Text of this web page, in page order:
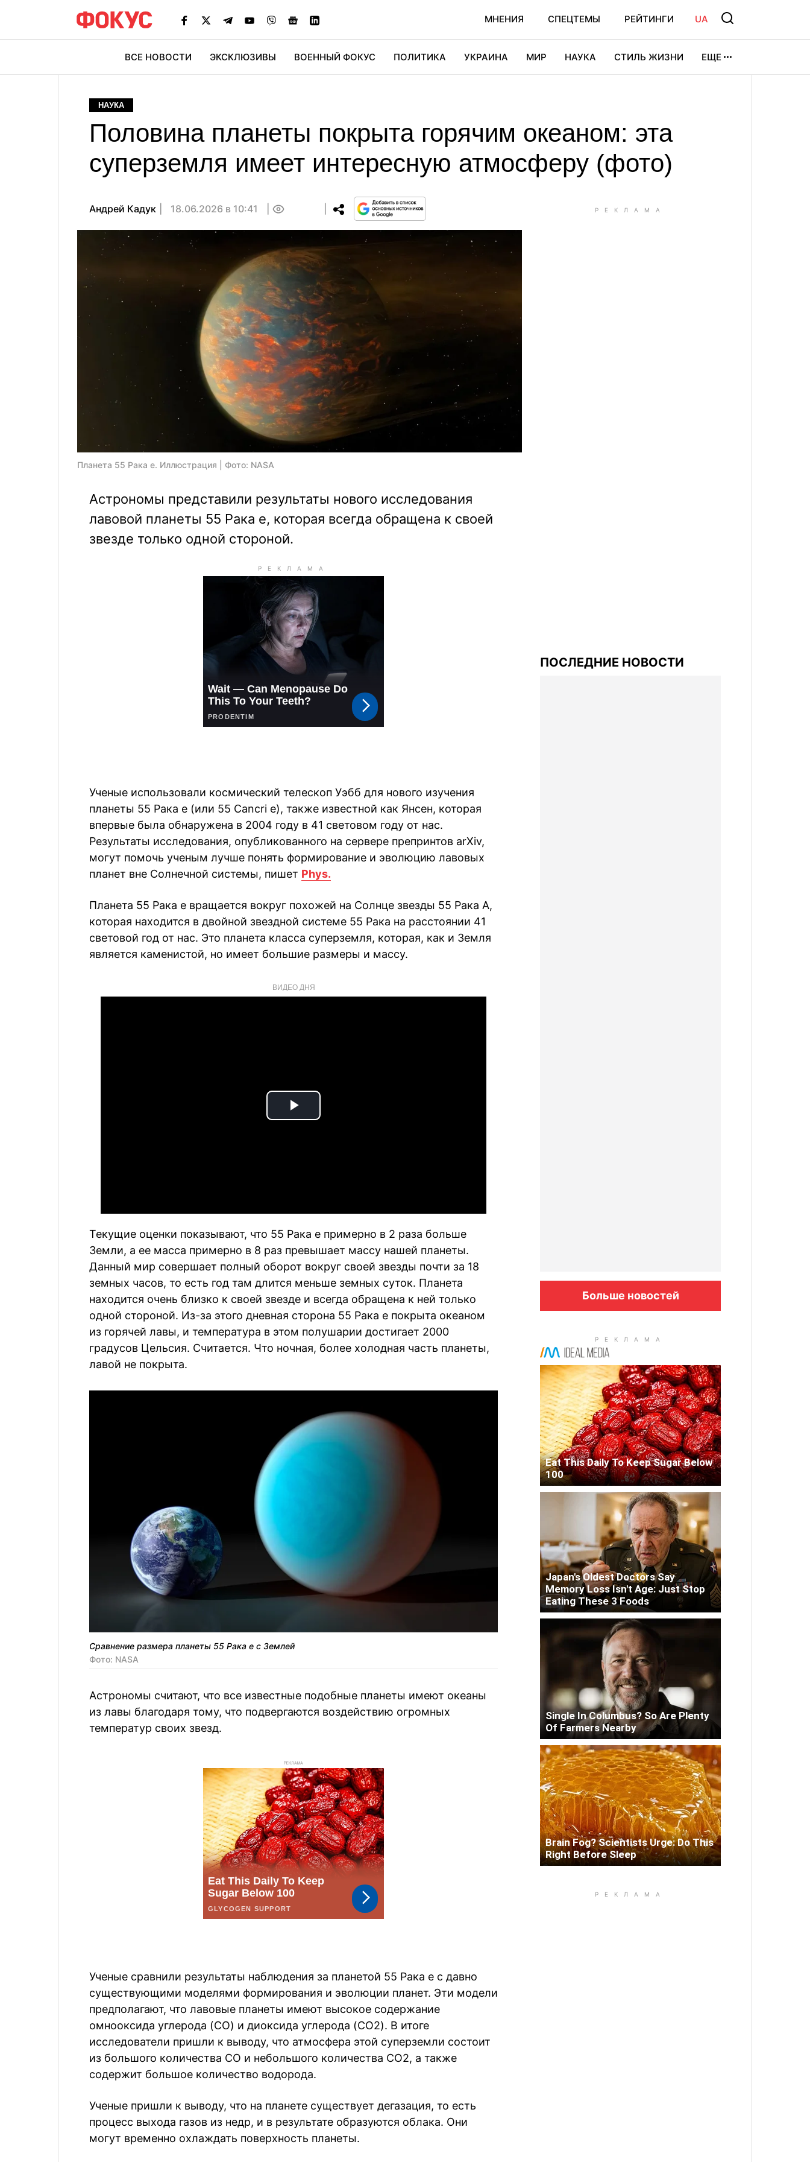
МНЕНИЯ СПЕЦТЕМЫ РЕЙТИНГИ UA
ВСЕ НОВОСТИ ЭКСКЛЮЗИВЫ ВОЕННЫЙ ФОКУС ПОЛИТИКА УКРАИНА МИР НАУКА СТИЛЬ ЖИЗНИ ЕЩЕ
НАУКА
Половина планеты покрыта горячим океаном: эта
суперземля имеет интересную атмосферу (фото)
Андрей Кадук 18.06.2026 в 10:41
Планета 55 Рака е. Иллюстрация | Фото: NASA
Астрономы представили результаты нового исследования
лавовой планеты 55 Рака e, которая всегда обращена к своей
звезде только одной стороной.
Ученые использовали космический телескоп Уэбб для нового изучения
планеты 55 Рака e (или 55 Cancri e), также известной как Янсен, которая
впервые была обнаружена в 2004 году в 41 световом году от нас.
Результаты исследования, опубликованного на сервере препринтов arXiv,
могут помочь ученым лучше понять формирование и эволюцию лавовых
планет вне Солнечной системы, пишет Phys.
Планета 55 Рака e вращается вокруг похожей на Солнце звезды 55 Рака А,
которая находится в двойной звездной системе 55 Рака на расстоянии 41
световой год от нас. Это планета класса суперземля, которая, как и Земля
является каменистой, но имеет большие размеры и массу.
ВИДЕО ДНЯ
Play
Текущие оценки показывают, что 55 Рака e примерно в 2 раза больше
Земли, а ее масса примерно в 8 раз превышает массу нашей планеты.
Данный мир совершает полный оборот вокруг своей звезды почти за 18
земных часов, то есть год там длится меньше земных суток. Планета
находится очень близко к своей звезде и всегда обращена к ней только
одной стороной. Из-за этого дневная сторона 55 Рака e покрыта океаном
из горячей лавы, и температура в этом полушарии достигает 2000
градусов Цельсия. Считается. Что ночная, более холодная часть планеты,
лавой не покрыта.
Сравнение размера планеты 55 Рака е с Землей
Фото: NASA
Астрономы считают, что все известные подобные планеты имеют океаны
из лавы благодаря тому, что подвергаются воздействию огромных
температур своих звезд.
РЕКЛАМА
Ученые сравнили результаты наблюдения за планетой 55 Рака e с давно
существующими моделями формирования и эволюции планет. Эти модели
предполагают, что лавовые планеты имеют высокое содержание
омнооксида углерода (CO) и диоксида углерода (CO2). В итоге
исследователи пришли к выводу, что атмосфера этой суперземли состоит
из большого количества CO и небольшого количества CO2, а также
содержит большое количество водорода.
Ученые пришли к выводу, что на планете существует дегазация, то есть
процесс выхода газов из недр, и в результате образуются облака. Они
могут временно охлаждать поверхность планеты.
ПОСЛЕДНИЕ НОВОСТИ
Больше новостей